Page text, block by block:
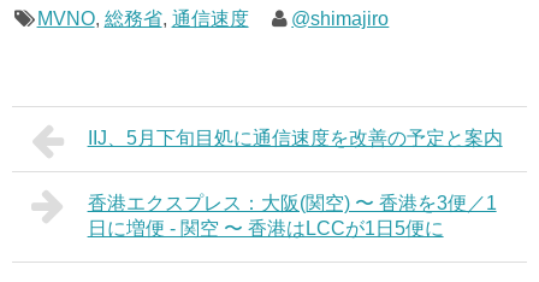
MVNO, 総務省, 通信速度 @shimajiro
IIJ、5月下旬目処に通信速度を改善の予定と案内
香港エクスプレス：大阪(関空) 〜 香港を3便／1
日に増便 - 関空 〜 香港はLCCが1日5便に